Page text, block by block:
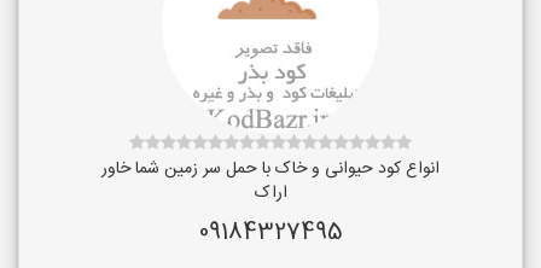
انواع کود حیوانی و خاک با حمل سر زمین شما خاور
اراک
09184327495